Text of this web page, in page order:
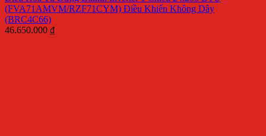
(FVA71AMVM/RZF71CYM) Điều Khiển Không Dây
(BRC4C66)
46.650.000 ₫